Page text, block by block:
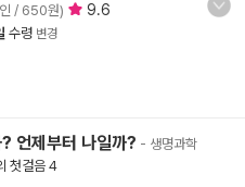
/ 650원) 9.6
수령 변경
언제부터 나일까? - 생명과학
첫걸음 4